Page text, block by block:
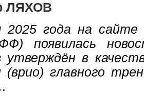
ЛЯХОВ
2025 года на сайте
появилась
утверждён в
(врио) главного